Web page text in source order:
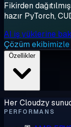
Fikirden
hazır PyTorch,
AI iş yüklerine
Çözüm
Özellikler
Her Cloudzy
PERFORMANS